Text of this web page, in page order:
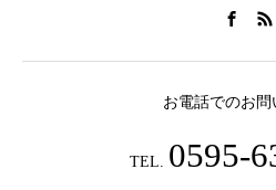
お電話でのお問
TEL. 0595-